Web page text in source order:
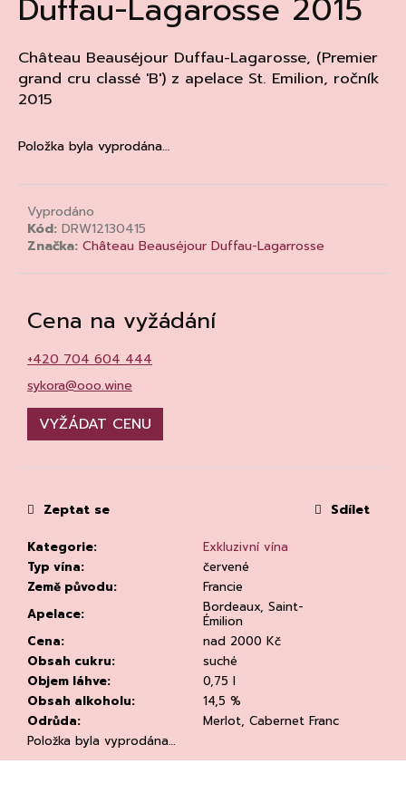
Duffau-Lagarosse 2015
Château Beauséjour Duffau-Lagarosse, (Premier
grand cru classé 'B') z apelace St. Emilion, ročník
2015
Položka byla vyprodána…
Vyprodáno
Kód: DRW12130415
Značka: Château Beauséjour Duffau-Lagarrosse
Cena na vyžádání
+420 704 604 444
sykora@ooo.wine
VYŽÁDAT CENU
Kategorie:
Exkluzivní vína
Typ vína:
červené
Země původu:
Francie
Apelace:
Bordeaux, Saint-
Émilion
Cena:
nad 2000 Kč
Obsah cukru:
suché
Objem láhve:
0,75 l
Obsah alkoholu:
14,5 %
Odrůda:
Merlot, Cabernet Franc
Položka byla vyprodána…
Zeptat se Sdílet
a
j
í
t
o
p
o
u
č
e
e
KVETNA
AURIGA
PINOT
NOIR/NEBBIOLO
502
Kč